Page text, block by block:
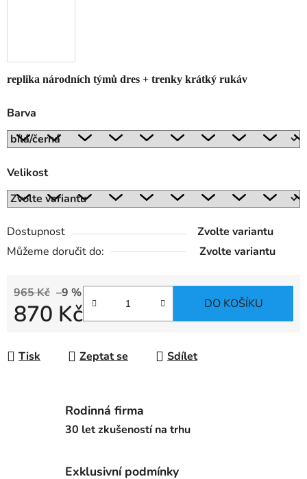
replika národních týmů dres + trenky krátký rukáv
Barva
Velikost
Dostupnost
Zvolte variantu
Můžeme doručit do:
Zvolte variantu
965 Kč –9 %
870 Kč DO KOŠÍKU
Tisk Zeptat se Sdílet
Rodinná firma
30 let zkušeností na trhu
Exklusivní podmínky